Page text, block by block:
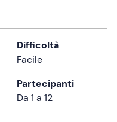
Difficoltà
Facile
Partecipanti
Da 1 a 12